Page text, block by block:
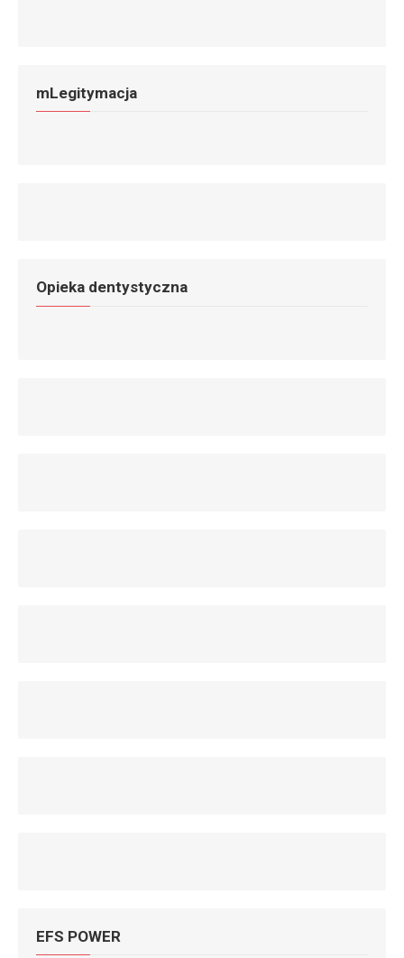
mLegitymacja
Opieka dentystyczna
EFS POWER